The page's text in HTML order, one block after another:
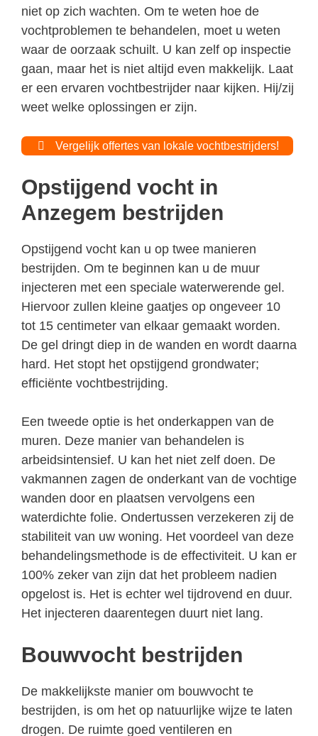
niet op zich wachten. Om te weten hoe de
vochtproblemen te behandelen, moet u weten
waar de oorzaak schuilt. U kan zelf op inspectie
gaan, maar het is niet altijd even makkelijk. Laat
er een ervaren vochtbestrijder naar kijken. Hij/zij
weet welke oplossingen er zijn.
Vergelijk offertes van lokale vochtbestrijders!
Opstijgend vocht in
Anzegem bestrijden
Opstijgend vocht kan u op twee manieren
bestrijden. Om te beginnen kan u de muur
injecteren met een speciale waterwerende gel.
Hiervoor zullen kleine gaatjes op ongeveer 10
tot 15 centimeter van elkaar gemaakt worden.
De gel dringt diep in de wanden en wordt daarna
hard. Het stopt het opstijgend grondwater;
efficiënte vochtbestrijding.
Een tweede optie is het onderkappen van de
muren. Deze manier van behandelen is
arbeidsintensief. U kan het niet zelf doen. De
vakmannen zagen de onderkant van de vochtige
wanden door en plaatsen vervolgens een
waterdichte folie. Ondertussen verzekeren zij de
stabiliteit van uw woning. Het voordeel van deze
behandelingsmethode is de effectiviteit. U kan er
100% zeker van zijn dat het probleem nadien
opgelost is. Het is echter wel tijdrovend en duur.
Het injecteren daarentegen duurt niet lang.
Bouwvocht bestrijden
De makkelijkste manier om bouwvocht te
bestrijden, is om het op natuurlijke wijze te laten
drogen. De ruimte goed ventileren en